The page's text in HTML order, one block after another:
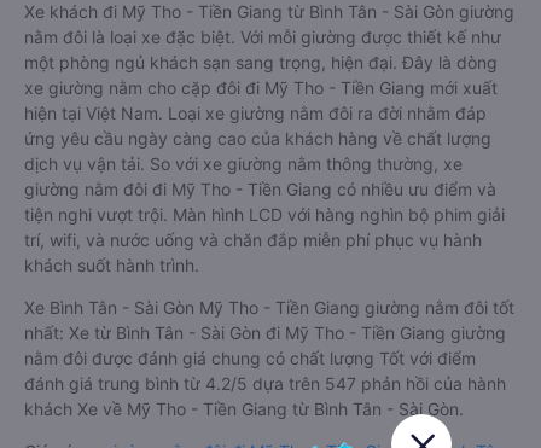
Xe khách đi Mỹ Tho - Tiền Giang từ Bình Tân - Sài Gòn giường
nằm đôi là loại xe đặc biệt. Với mỗi giường được thiết kế như
một phòng ngủ khách sạn sang trọng, hiện đại. Đây là dòng
xe giường nằm cho cặp đôi đi Mỹ Tho - Tiền Giang mới xuất
hiện tại Việt Nam. Loại xe giường nằm đôi ra đời nhằm đáp
ứng yêu cầu ngày càng cao của khách hàng về chất lượng
dịch vụ vận tải. So với xe giường nằm thông thường, xe
giường nằm đôi đi Mỹ Tho - Tiền Giang có nhiều ưu điểm và
tiện nghi vượt trội. Màn hình LCD với hàng nghìn bộ phim giải
trí, wifi, và nước uống và chăn đắp miễn phí phục vụ hành
khách suốt hành trình.
Xe Bình Tân - Sài Gòn Mỹ Tho - Tiền Giang giường nằm đôi tốt
nhất: Xe từ Bình Tân - Sài Gòn đi Mỹ Tho - Tiền Giang giường
nằm đôi được đánh giá chung có chất lượng Tốt với điểm
đánh giá trung bình từ 4.2/5 dựa trên 547 phản hồi của hành
khách Xe về Mỹ Tho - Tiền Giang từ Bình Tân - Sài Gòn.